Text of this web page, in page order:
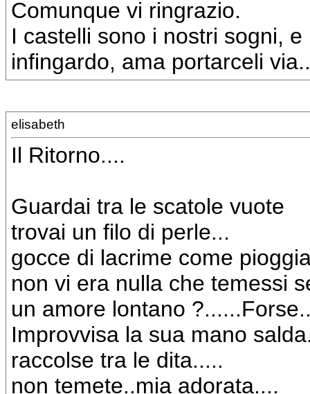
Comunque vi ringrazio.
I castelli sono i nostri sogni,
infingardo, ama portarceli
elisabeth
Il Ritorno....
Guardai tra le scatole vuote
trovai un filo di perle...
gocce di lacrime come
non vi era nulla che temessi
un amore lontano
Improvvisa la sua mano
raccolse tra le dita.....
non temete..mia adorata....